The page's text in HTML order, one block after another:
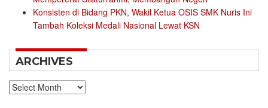
Konsisten di Bidang PKN, Wakil Ketua OSIS SMK Nuris Ini
Tambah Koleksi Medali Nasional Lewat KSN
ARCHIVES
Archives